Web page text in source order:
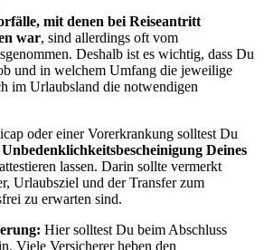
mit denen bei Reiseantritt
war, sind allerdings oft vom
Deshalb ist es wichtig, dass Du
und in welchem Umfang die jeweilige
im Urlaubsland die notwendigen
oder einer Vorerkrankung solltest Du
Deines
attestieren lassen. Darin sollte vermerkt
Urlaubsziel und der Transfer zum
zu erwarten sind.
Hier solltest Du beim Abschluss
Viele Versicherer heben den